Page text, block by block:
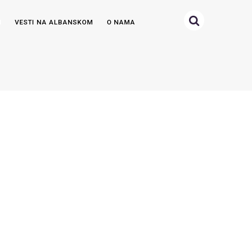
VESTI NA ALBANSKOM O NAMA